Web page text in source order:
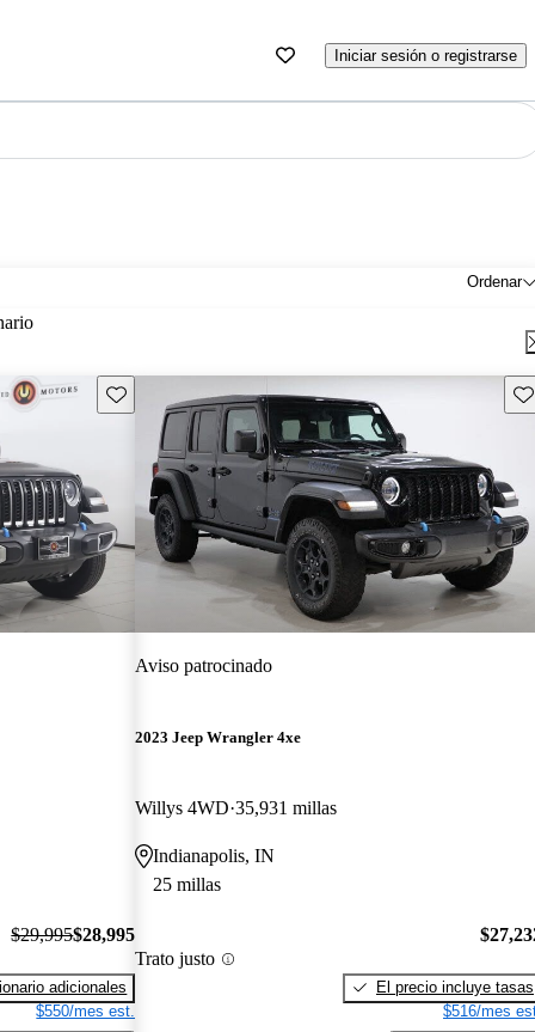
Iniciar sesión o registrarse
Ordenar
Guarda este Aviso
$29,995$28,995
adicionales
$550/mes est.
Aviso patrocinado
2023 Jeep Wrangler 4xe
Willys 4WD 35,931 millas
Indianapolis, IN
25 millas
Trato justo
El precio incluye tasas
$516/mes